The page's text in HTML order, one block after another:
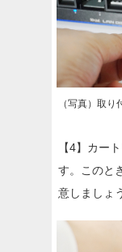
（写真）取
【4】カー
す。このと
意しましょ